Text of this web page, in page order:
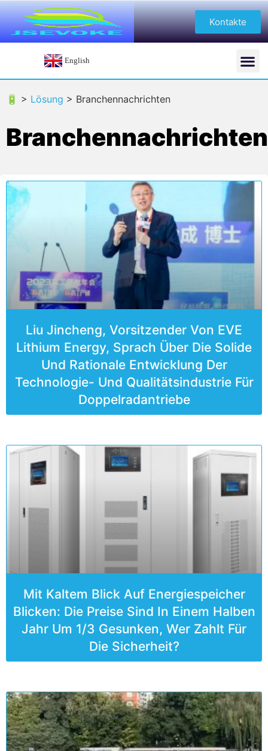
Kontakte
English
🔋 > Lösung > Branchennachrichten
Branchennachrichten
Liu Jincheng, Vorsitzender Von EVE
Lithium Energy, Sprach Über Die Solide
Und Rationale Entwicklung Der
Technologie- Und Qualitätsindustrie Für
Doppelradantriebe
Mit Kaltem Blick Auf Energiespeicher
Blicken: Die Preise Sind In Einem Halben
Jahr Um 1/3 Gesunken, Wer Zahlt Für
Die Sicherheit?